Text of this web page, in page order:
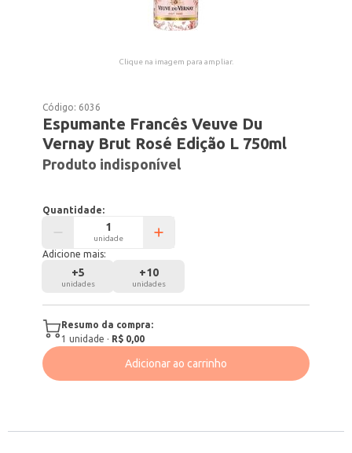
Clique na imagem para ampliar.
Código: 6036
Espumante Francês Veuve Du
Vernay Brut Rosé Edição L 750ml
Produto indisponível
Quantidade:
unidade
Adicione mais:
+5
unidades
+10
unidades
Resumo da compra:
1 unidade · R$ 0,00
Adicionar ao carrinho